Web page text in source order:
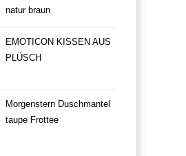
natur braun
EMOTICON KISSEN AUS
PLÜSCH
Morgenstern Duschmantel
taupe Frottee